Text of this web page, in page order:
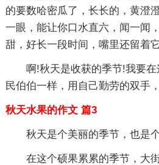
的要数哈密瓜了，长长的，黄澄
一眼，能让你口水直六，闻一闻
甜，好长一段时间，嘴里还留着它
啊!秋天是收获的季节!我要
民伯伯一样，用自己勤劳的双手
秋天水果的作文 篇3
秋天是个美丽的季节，也是
在这个硕果累累的季节，大